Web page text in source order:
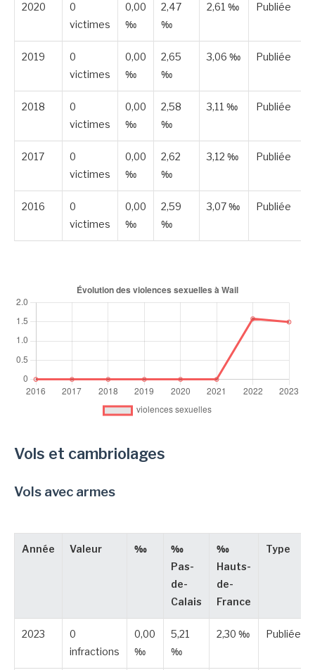
2020
0
victimes
0,00
‰
2,47
‰
2,61 ‰ Publiée
2019
0
victimes
0,00
‰
2,65
‰
3,06 ‰ Publiée
2018
0
victimes
0,00
‰
2,58
‰
3,11 ‰ Publiée
2017
0
victimes
0,00
‰
2,62
‰
3,12 ‰ Publiée
2016
0
victimes
0,00
‰
2,59
‰
3,07 ‰ Publiée
Vols et cambriolages
Vols avec armes
Année Valeur ‰
‰
Pas-
de-
Calais
‰
Hauts-
de-
France
Type
2023
0
infractions
0,00
‰
5,21
‰
2,30 ‰ Publiée